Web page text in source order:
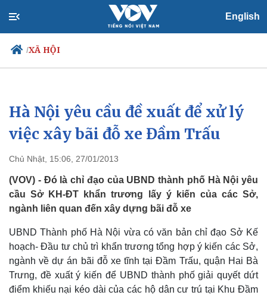
English
/XÃ HỘI
Chính trị
Đảng
Tổ chức nhân sự
Nhận diện sự thật
Xã hội
Tin 24h
Dự báo thời tiết
Việc làm
Biển đảo
Hà Nội yêu cầu đề xuất để xử lý
việc xây bãi đỗ xe Đầm Trấu
Chủ Nhật, 15:06, 27/01/2013
(VOV) - Đó là chỉ đạo của UBND thành phố Hà Nội yêu
cầu Sở KH-ĐT khẩn trương lấy ý kiến của các Sở,
ngành liên quan đến xây dựng bãi đỗ xe
UBND Thành phố Hà Nội vừa có văn bản chỉ đạo Sở Kế
hoạch- Đầu tư chủ trì khẩn trương tổng hợp ý kiến các Sở,
ngành về dự án bãi đỗ xe tĩnh tại Đầm Trấu, quận Hai Bà
Trưng, đề xuất ý kiến để UBND thành phố giải quyết dứt
điểm khiếu nại kéo dài của các hộ dân cư trú tại Khu Đầm